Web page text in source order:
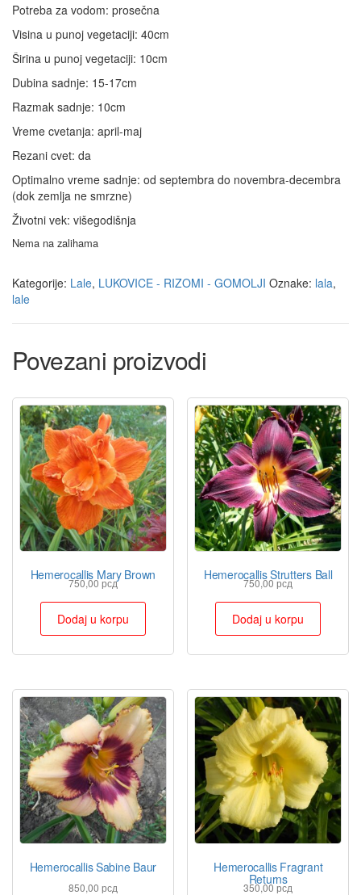
Potreba za vodom: prosečna
Visina u punoj vegetaciji: 40cm
Širina u punoj vegetaciji: 10cm
Dubina sadnje: 15-17cm
Razmak sadnje: 10cm
Vreme cvetanja: april-maj
Rezani cvet: da
Optimalno vreme sadnje: od septembra do novembra-decembra
(dok zemlja ne smrzne)
Životni vek: višegodišnja
Nema na zalihama
Kategorije: Lale, LUKOVICE - RIZOMI - GOMOLJI Oznake: lala,
lale
Povezani proizvodi
Hemerocallis Mary Brown
750,00рсд
Dodaj u korpu
Hemerocallis Strutters Ball
750,00рсд
Dodaj u korpu
Hemerocallis Sabine Baur
850,00 рсд
Hemerocallis Fragrant
Returns
350,00рсд